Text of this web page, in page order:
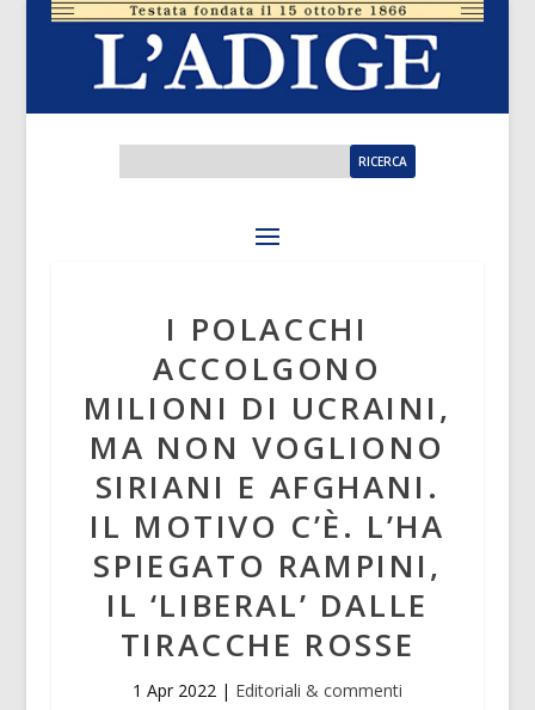
I POLACCHI
ACCOLGONO
MILIONI DI UCRAINI,
MA NON VOGLIONO
SIRIANI E AFGHANI.
IL MOTIVO C’È. L’HA
SPIEGATO RAMPINI,
IL ‘LIBERAL’ DALLE
TIRACCHE ROSSE
1 Apr 2022| Editoriali & commenti